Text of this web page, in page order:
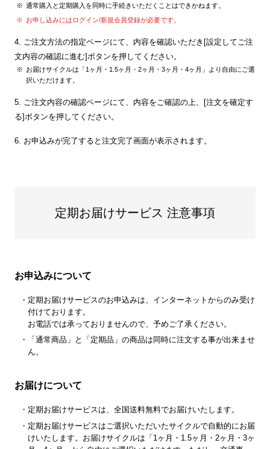
通常購入と定期購入を同時に手続きいただくことはできかねます。
お申し込みにはログイン/新規会員登録が必要です。
4. ご注文方法の指定ページにて、内容を確認いただき[設定してご注
文内容の確認に進む]ボタンを押してください。
お届けサイクルは「1ヶ月・1.5ヶ月・2ヶ月・3ヶ月・4ヶ月」より自由にご選
択いただけます。
5. ご注文内容の確認ページにて、内容をご確認の上、[注文を確定す
る]ボタンを押してください。
6. お申込みが完了すると注文完了画面が表示されます。
定期お届けサービス 注意事項
お申込みについて
定期お届けサービスのお申込みは、インターネットからのみ受け
付けております。
お電話では承っておりませんので、予めご了承ください。
「通常商品」と「定期品」の商品は同時に注文する事が出来ませ
ん。
お届けについて
定期お届けサービスは、全国送料無料でお届けいたします。
定期お届けサービスはご選択いただいたサイクルで自動的にお届
けいたします。お届けサイクルは「1ヶ月・1.5ヶ月・2ヶ月・3ヶ